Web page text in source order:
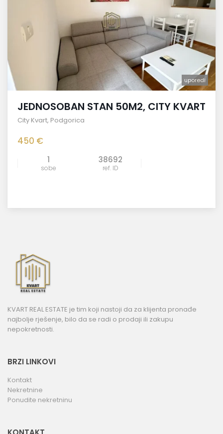
uporedi
JEDNOSOBAN STAN 50M2, CITY KVART
City Kvart, Podgorica
450 €
1
sobe
38692
ref. ID
KVART REAL ESTATE je tim koji nastoji da za klijenta pronađe
najbolje rješenje, bilo da se radi o prodaji ili zakupu
nepokretnosti.
BRZI LINKOVI
Kontakt
Nekretnine
Ponudite nekretninu